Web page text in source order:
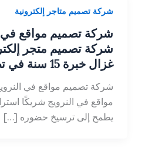
شركة تصميم متاجر إلكترونية
شركة تصميم مواقع في
شركة تصميم متجر
غزال خبرة 15 سنة في تصميم المواقع
شركة تصميم مواقع في
مواقع في النرويج شريكًا
يطمح إلى ترسيخ حضوره […]